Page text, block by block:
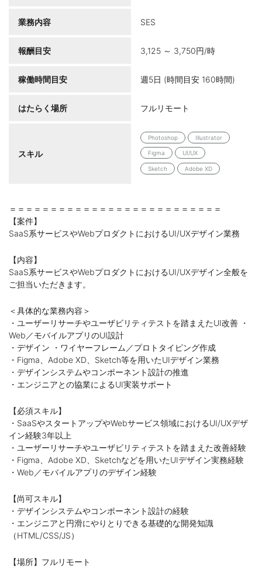
業務内容 SES
報酬目安 3,125 ～ 3,750円/時
稼働時間目安 週5日 (時間目安 160時間)
はたらく場所 フルリモート
スキル
Photoshop Illustrator
Figma UI/UX
Sketch Adobe XD
＝＝＝＝＝＝＝＝＝＝＝＝＝＝＝＝＝＝＝＝＝＝＝＝＝＝
【案件】
SaaS系サービスやWebプロダクトにおけるUI/UXデザイン業務
【内容】
SaaS系サービスやWebプロダクトにおけるUI/UXデザイン全般を
ご担当いただきます。
＜具体的な業務内容＞
・ユーザーリサーチやユーザビリティテストを踏まえたUI改善 ・
Web／モバイルアプリのUI設計
・デザイン ・ワイヤーフレーム／プロトタイピング作成
・Figma、Adobe XD、Sketch等を用いたUIデザイン業務
・デザインシステムやコンポーネント設計の推進
・エンジニアとの協業によるUI実装サポート
【必須スキル】
・SaaSやスタートアップやWebサービス領域におけるUI/UXデザ
イン経験3年以上
・ユーザーリサーチやユーザビリティテストを踏まえた改善経験
・Figma、Adobe XD、Sketchなどを用いたUIデザイン実務経験
・Web／モバイルアプリのデザイン経験
【尚可スキル】
・デザインシステムやコンポーネント設計の経験
・エンジニアと円滑にやりとりできる基礎的な開発知識
（HTML/CSS/JS）
【場所】フルリモート